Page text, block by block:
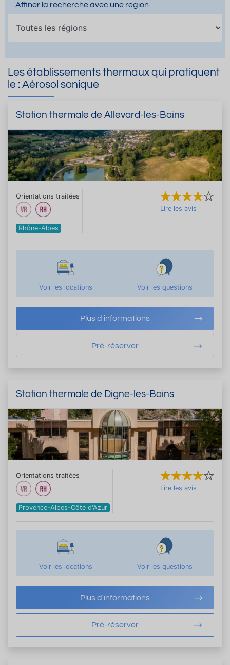
Affiner la recherche avec une region
Les établissements thermaux qui pratiquent
le : Aérosol sonique
Station thermale de Allevard-les-Bains
Orientations traitées
Rhône-Alpes
Lire les avis
Voir les locations Voir les questions
Plus d'informations
Pré-réserver
Station thermale de Digne-les-Bains
Orientations traitées
Provence-Alpes-Côte d'Azur
Lire les avis
Voir les locations Voir les questions
Plus d'informations
Pré-réserver